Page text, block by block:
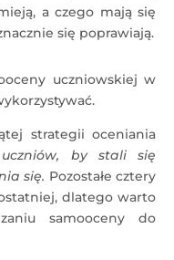
a czego mają się
się poprawiają.
uczniowskiej w
strategii oceniania
uczniów, by stali się
się. Pozostałe cztery
dlatego warto
samooceny do